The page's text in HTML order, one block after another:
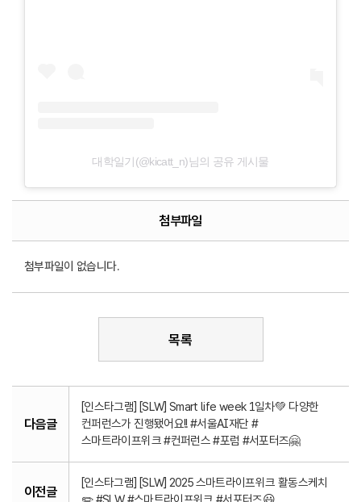
대학일기(@kicatt_n)님의 공유 게시물
첨부파일
첨부파일이 없습니다.
목록
다음글
[인스타그램] [SLW] Smart life week 1일차💚 다양한
컨퍼런스가 진행됐어요!! #서울AI재단 #
스마트라이프위크 #컨퍼런스 #포럼 #서포터즈🤗
이전글
[인스타그램] [SLW] 2025 스마트라이프위크 활동스케치